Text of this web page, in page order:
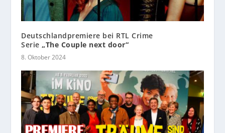
Deutschlandpremiere bei RTL Crime
Serie „The Couple next door“
8. Oktober 2024